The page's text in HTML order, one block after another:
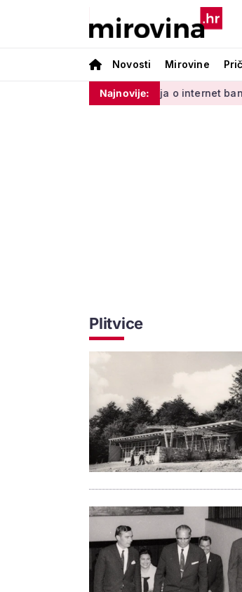
Novosti Mirovine
Najnovije:
Od učenja o internet bankarstvu
Plitvice